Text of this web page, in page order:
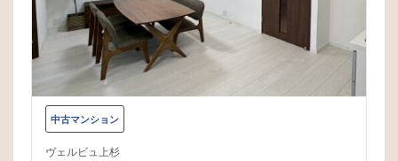
中古マンション
ヴェルビュ上杉